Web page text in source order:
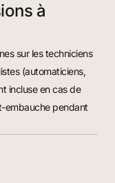
à
sur les techniciens
(automaticiens,
incluse en cas de
embauche pendant